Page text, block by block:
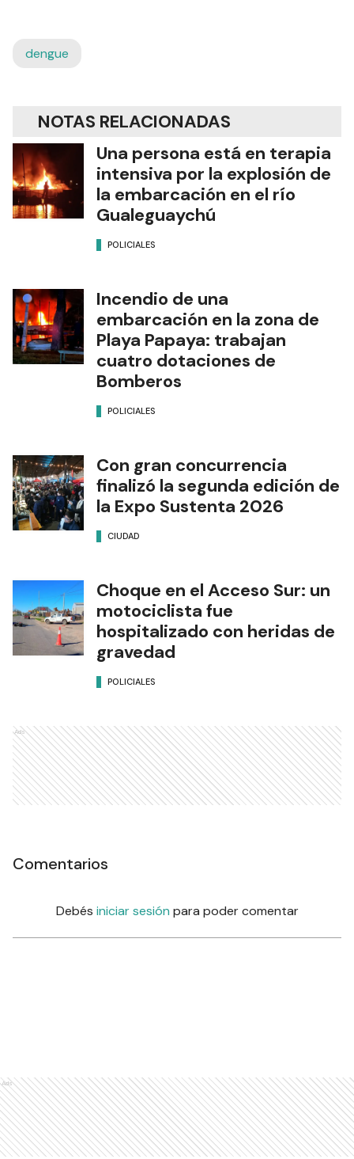
dengue
NOTAS RELACIONADAS
Una persona está en terapia
intensiva por la explosión de
la embarcación en el río
Gualeguaychú
POLICIALES
Incendio de una
embarcación en la zona de
Playa Papaya: trabajan
cuatro dotaciones de
Bomberos
POLICIALES
Con gran concurrencia
finalizó la segunda edición de
la Expo Sustenta 2026
CIUDAD
Choque en el Acceso Sur: un
motociclista fue
hospitalizado con heridas de
gravedad
POLICIALES
Ads
Comentarios
Debés iniciar sesión para poder comentar
Ads